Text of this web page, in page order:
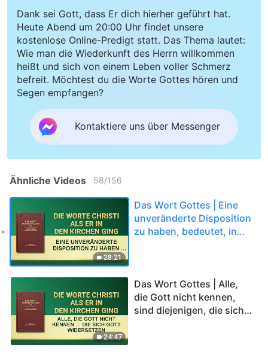
Dank sei Gott, dass Er dich hierher geführt hat.
Heute Abend um 20:00 Uhr findet unsere
kostenlose Online-Predigt statt. Das Thema lautet:
Wie man die Wiederkunft des Herrn willkommen
heißt und sich von einem Leben voller Schmerz
befreit. Möchtest du die Worte Gottes hören und
Segen empfangen?
Kontaktiere uns über Messenger
Ähnliche Videos 58/156
28:21
Das Wort Gottes | Eine
unveränderte Disposition
zu haben, bedeutet, in
24:47
Das Wort Gottes | Alle,
die Gott nicht kennen,
sind diejenigen, die sich